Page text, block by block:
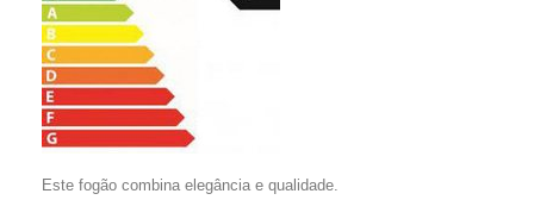
Este fogão combina elegância e qualidade.